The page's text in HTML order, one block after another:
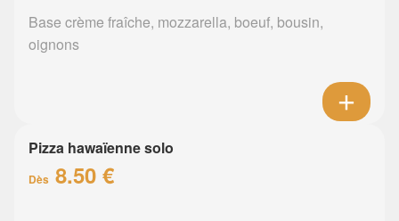
Base crème fraîche, mozzarella, boeuf, bousin,
oignons
Pizza hawaïenne solo
Dès 8.50 €